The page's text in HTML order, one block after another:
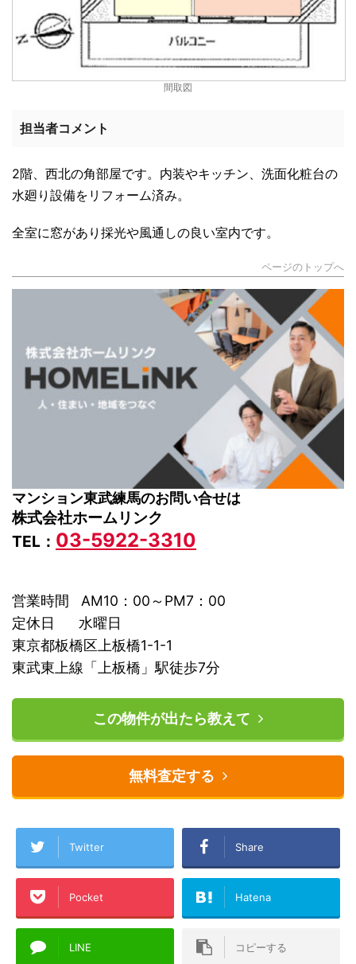
間取図
担当者コメント
2階、西北の角部屋です。内装やキッチン、洗面化粧台の
水廻り設備をリフォーム済み。
全室に窓があり採光や風通しの良い室内です。
ページのトップへ
マンション東武練馬のお問い合せは
株式会社ホームリンク
TEL： 03-5922-3310
営業時間 AM10：00～PM7：00
定休日 水曜日
東京都板橋区上板橋1-1-1
東武東上線「上板橋」駅徒歩7分
この物件が出たら教えて
無料査定する
Twitter Share
Pocket Hatena
LINE コピーする